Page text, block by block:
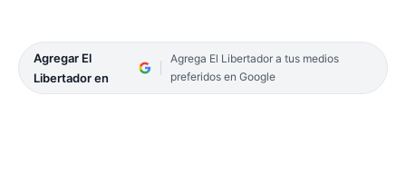
Agregar El
Libertador en
Agrega El Libertador a tus medios
preferidos en Google